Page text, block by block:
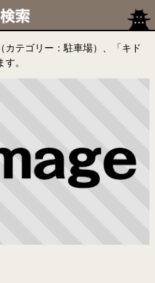
カテゴリー：駐車場）、「キド
。